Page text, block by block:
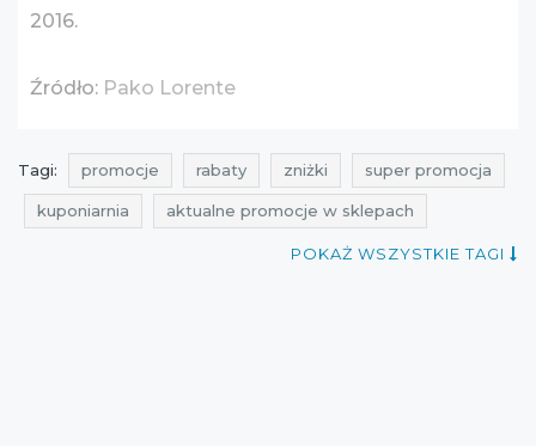
2016.
Źródło: Pako Lorente
Tagi: promocje rabaty zniżki super promocja
kuponiarnia aktualne promocje w sklepach
rabaty pako lorente
POKAŻ WSZYSTKIE TAGI